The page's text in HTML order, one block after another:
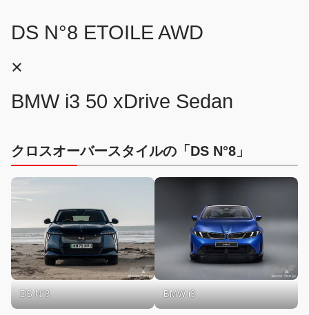
DS N°8 ETOILE AWD
×
BMW i3 50 xDrive Sedan
クロスオーバースタイルの「DS N°8」
DS N°8 BMW i3